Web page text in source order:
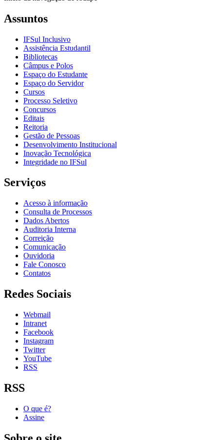
Assuntos
IFSul Inclusivo
Assistência Estudantil
Bibliotecas
Câmpus e Polos
Espaço do Estudante
Espaço do Servidor
Cursos
Processo Seletivo
Concursos
Editais
Reitoria
Gestão de Pessoas
Desenvolvimento Institucional
Inovação Tecnológica
Integridade no IFSul
Serviços
Acesso à informação
Consulta de Processos
Dados Abertos
Auditoria Interna
Correição
Comunicação
Ouvidoria
Fale Conosco
Contatos
Redes Sociais
Webmail
Intranet
Facebook
Instagram
Twitter
YouTube
RSS
RSS
O que é?
Assine